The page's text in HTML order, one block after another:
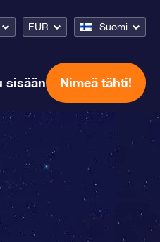
EUR Suomi
sisään Nimeä tähti!